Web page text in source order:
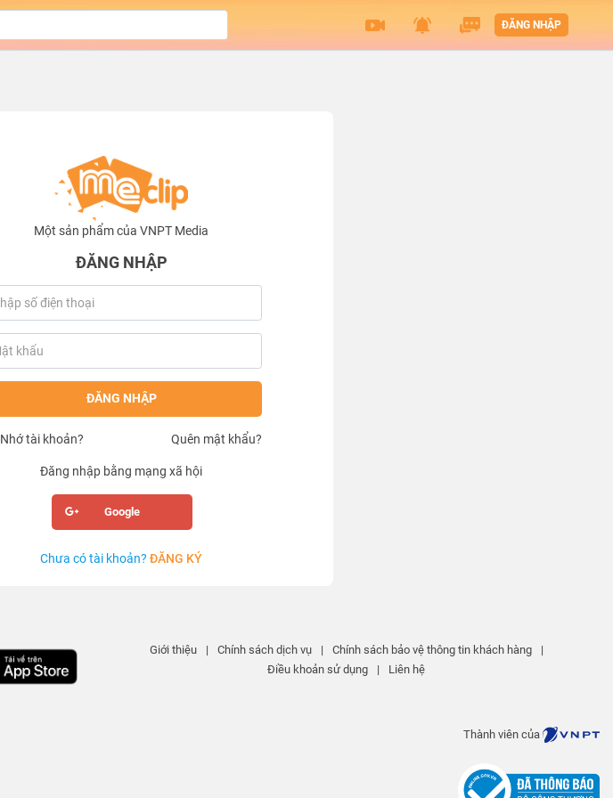
ĐĂNG NHẬP
Một sản phẩm của VNPT Media
ĐĂNG NHẬP
ĐĂNG NHẬP
Nhớ tài khoản? Quên mật khẩu?
Đăng nhập bằng mạng xã hội
Google
Chưa có tài khoản? ĐĂNG KÝ
Giới thiệu | Chính sách dịch vụ | Chính sách bảo vệ thông tin khách hàng
|
Điều khoản sử dụng
| Liên hệ
Thành viên của